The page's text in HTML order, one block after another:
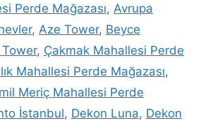
Perde Mağazası, Avrupa
, Aze Tower, Beyce
, Çakmak Mahallesi Perde
Mahallesi Perde Mağazası,
Meriç Mahallesi Perde
İstanbul, Dekon Luna, Dekon